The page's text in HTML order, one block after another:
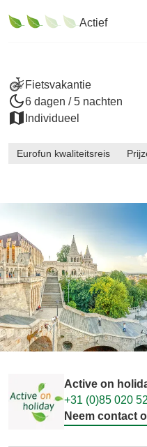
Fietsvakantie
6 dagen / 5 nachten
Individueel
Eurofun kwaliteitsreis
Actief
Active on
+31 (0)85 020
Neem contact